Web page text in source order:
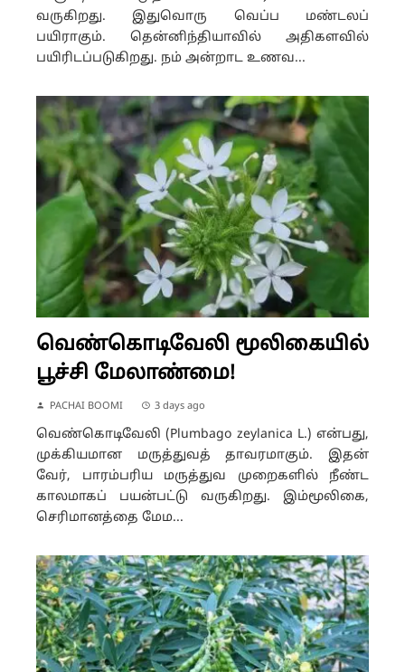
வருகிறது. இதுவொரு வெப்ப மண்டலப்
பயிராகும். தென்னிந்தியாவில் அதிகளவில்
பயிரிடப்படுகிறது. நம் அன்றாட உணவ...
வெண்கொடிவேலி மூலிகையில்
பூச்சி மேலாண்மை!
PACHAI BOOMI 3 days ago
வெண்கொடிவேலி (Plumbago zeylanica L.) என்பது,
முக்கியமான மருத்துவத் தாவரமாகும். இதன்
வேர், பாரம்பரிய மருத்துவ முறைகளில் நீண்ட
காலமாகப் பயன்பட்டு வருகிறது. இம்மூலிகை,
செரிமானத்தை மேம...